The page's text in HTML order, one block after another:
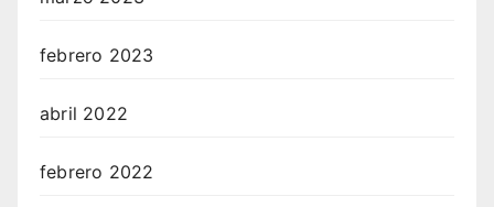
febrero 2023
abril 2022
febrero 2022